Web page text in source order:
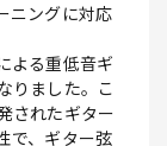
ニングに対応
よる重低音ギ
りました。こ
されたギター
で、ギター弦